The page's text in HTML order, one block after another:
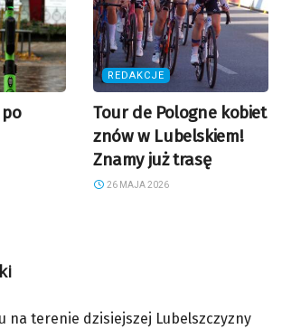
REDAKCJE
Tour de Pologne kobiet
znów w Lubelskiem!
Znamy już trasę
26 MAJA 2026
na terenie dzisiejszej Lubelszczyzny